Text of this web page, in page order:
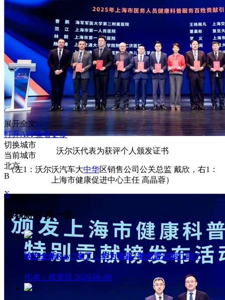
沃尔沃代表为获评个人颁发证书
（左1：沃尔沃汽车大中华区销售公司公关总监 戴欣，右1：
上海市健康促进中心主任 高晶蓉）
展开全文
打开APP查看更多
切换城市
当前城市
北京
B
X
推荐新闻换一批
埃安全新Ray 7来了，华为电驱+激光雷达能打吗？
作者：师梦琼 2026-08-08